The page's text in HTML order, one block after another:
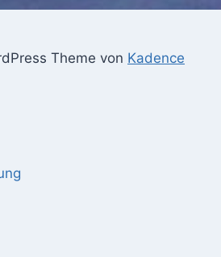
Theme von Kadence